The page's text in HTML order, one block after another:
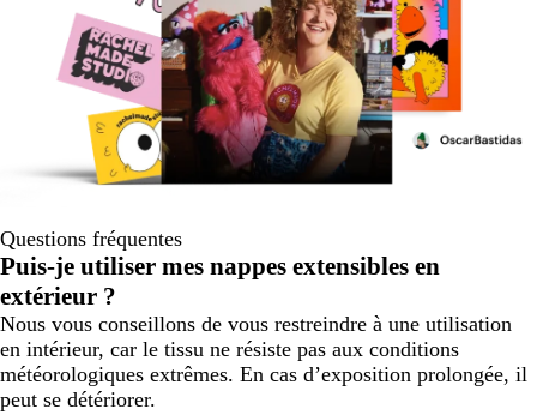
Questions fréquentes
Puis-je utiliser mes nappes extensibles en
extérieur ?
Nous vous conseillons de vous restreindre à une utilisation
en intérieur, car le tissu ne résiste pas aux conditions
météorologiques extrêmes. En cas d’exposition prolongée, il
peut se détériorer.